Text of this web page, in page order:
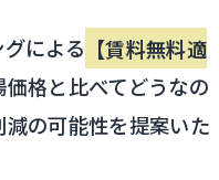
による 【賃料無料適
格と比べてどうなの
の可能性を提案いた